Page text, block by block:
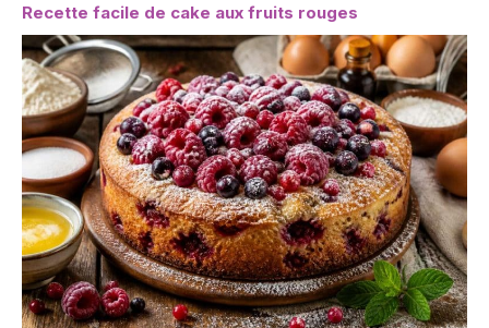
Recette facile de cake aux fruits rouges